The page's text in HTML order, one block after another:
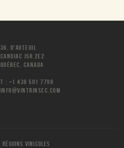
36, D'AUTEUIL
CANDIAC J5R 2E2
QUÉBEC, CANADA
T : +1 438 501 7798
INFO@VINTRINSEC.COM
RÉGIONS VINICOLES